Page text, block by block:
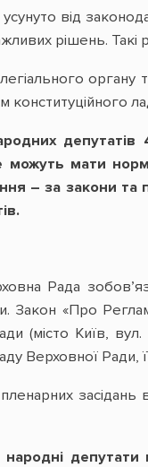
від
рішень.
конституційного
мати
– за закони
Рада
Закон «Про
(місто Київ,
Верховної
засідань
народні